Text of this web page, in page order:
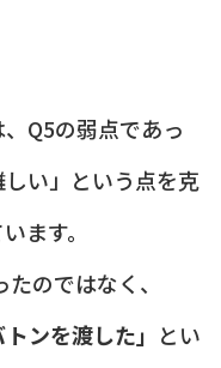
Q5の弱点であっ
い」という点を克
ます。
のではなく、
ンを渡した」 とい